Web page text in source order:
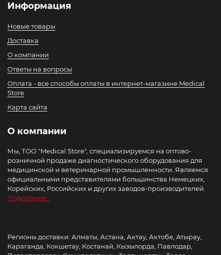
Информация
Новые товары
Доставка
О компании
Ответы на вопросы
Оплата - все способы оплаты в интернет-магазине Medical
Store
Карта сайта
О компании
Мы, ТОО "Medical Store", специализируемся на оптово-
розничной продаже диагностического оборудования для
медицинской и ветеринарной промышленности. Являемся
официальными представителями большинства Немецких,
Корейских, Российских и других заводов-производителей.
Подробнее...
Регионы доставки: Алматы, Астана, Актау, Актобе, Атырау,
Караганда, Кокшетау, Костанай, Кызылорда, Павлодар,